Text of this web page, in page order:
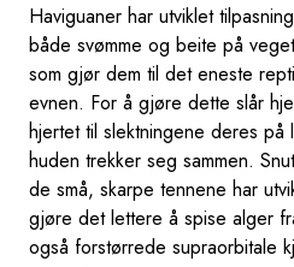
Haviguaner har utviklet
både svømme og beite på
som gjør dem til det eneste
evnen. For å gjøre dette slår
hjertet til slektningene deres
huden trekker seg sammen.
de små, skarpe tennene har
gjøre det lettere å spise alger
også forstørrede supraorbitale